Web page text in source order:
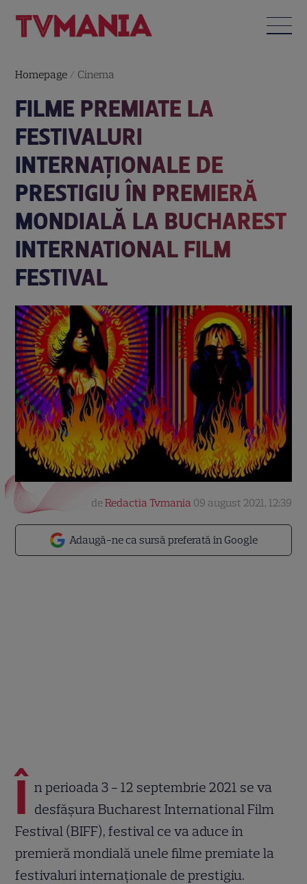
Homepage / Cinema
FILME PREMIATE LA
FESTIVALURI
INTERNAȚIONALE DE
PRESTIGIU ÎN PREMIERĂ
MONDIALĂ LA BUCHAREST
INTERNATIONAL FILM
FESTIVAL
Adaugă-ne ca sursă preferată în Google
deRedactia Tvmania 09 august 2021, 12:39
Î n perioada 3 - 12 septembrie 2021 se va
desfășura Bucharest International Film
Festival (BIFF), festival ce va aduce în
premieră mondială unele filme premiate la
festivaluri internaționale de prestigiu.